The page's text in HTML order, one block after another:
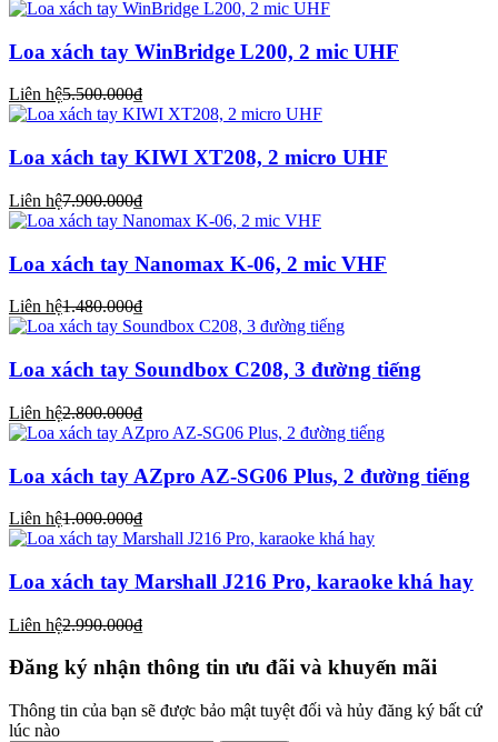
Loa xách tay WinBridge L200, 2 mic UHF
Liên hệ5.500.000₫
Loa xách tay KIWI XT208, 2 micro UHF
Liên hệ7.900.000₫
Loa xách tay Nanomax K-06, 2 mic VHF
Liên hệ1.480.000₫
Loa xách tay Soundbox C208, 3 đường tiếng
Liên hệ2.800.000₫
Loa xách tay AZpro AZ-SG06 Plus, 2 đường tiếng
Liên hệ1.000.000₫
Loa xách tay Marshall J216 Pro, karaoke khá hay
Liên hệ2.990.000₫
Đăng ký nhận thông tin ưu đãi và khuyến mãi
Thông tin của bạn sẽ được bảo mật tuyệt đối và hủy đăng ký bất cứ
lúc nào